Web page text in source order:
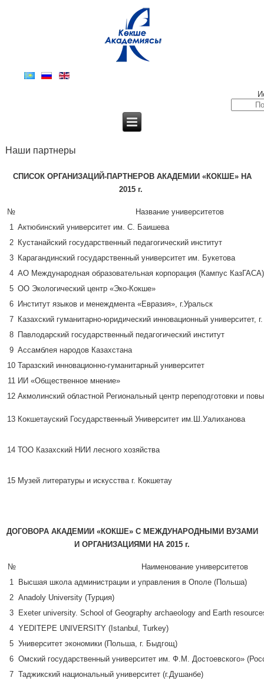
Наши партнеры
СПИСОК ОРГАНИЗАЦИЙ-ПАРТНЕРОВ АКАДЕМИИ «КОКШЕ» НА
2015 г.
№
Название университетов
1
Актюбинский университет им. С. Баишева
2
Кустанайский государственный педагогический институт
3
Карагандинский государственный университет им. Букетова
4 АО Международная образовательная корпорация (Кампус КазГАСА)
5 ОО Экологический центр «Эко-Кокше»
6
Институт языков и менеждмента «Евразия», г.Уральск
7
Казахский гуманитарно-юридический инновационный университет,
8
Павлодарский государственный педагогический институт
9 Ассамблея народов Казахстана
10 Таразский инновационно-гуманитарный университет
11 ИИ «Общественное мнение»
12 Акмолинский областной Региональный центр переподготовки и
13 Кокшетауский Государственный Университет им.Ш.Уалиханова
14 ТОО Казахский НИИ лесного хозяйства
15 Музей литературы и искусства г. Кокшетау
ДОГОВОРА АКАДЕМИИ «КОКШЕ» C МЕЖДУНАРОДНЫМИ ВУЗАМИ
И ОРГАНИЗАЦИЯМИ НА 2015 г.
№
Наименование университетов
1
Высшая школа администрации и управления в Ополе (Польша)
2 Anadoly University (Турция)
3
Exeter university. School of Geography archaeology and Earth
4 YEDITEPE UNIVERSITY (Istanbul, Turkey)
5 Университет экономики (Польша, г. Быдгощ)
6 Омский государственный университет им. Ф.М. Достоевского»
7 Таджикский национальный университет (г.Душанбе)